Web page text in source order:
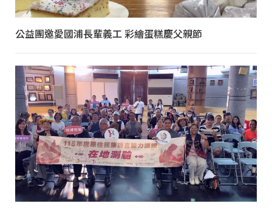
公益團邀愛國浦長輩義工 彩繪蛋糕慶父親節